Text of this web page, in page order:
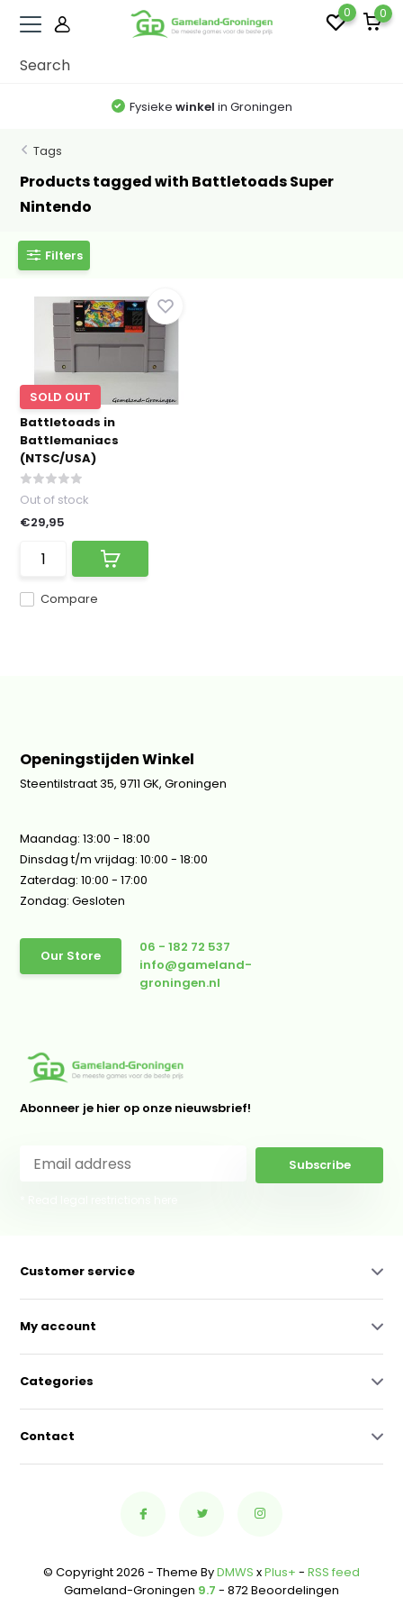
0 0
Fysieke winkel in Groningen
Tags
Products tagged with Battletoads Super
Nintendo
Filters
SOLD OUT
Battletoads in
Battlemaniacs
(NTSC/USA)
Compare
Out of stock
€29,95
Openingstijden Winkel
Steentilstraat 35, 9711 GK, Groningen
Maandag: 13:00 - 18:00
Dinsdag t/m vrijdag: 10:00 - 18:00
Zaterdag: 10:00 - 17:00
Zondag: Gesloten
Our Store
06 - 182 72 537
info@gameland-
groningen.nl
Abonneer je hier op onze nieuwsbrief!
Subscribe
Customer service
My account
Categories
Contact
© Copyright 2026 - Theme ByDMWS xPlus+ - RSS feed
Gameland-Groningen 9.7 - 872 Beoordelingen